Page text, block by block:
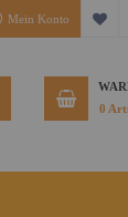
Mein Konto
0